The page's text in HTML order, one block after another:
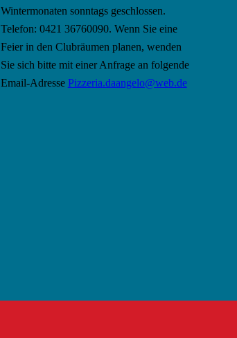
Wintermonaten sonntags geschlossen.
Telefon: 0421 36760090. Wenn Sie eine
Feier in den Clubräumen planen, wenden
Sie sich bitte mit einer Anfrage an folgende
Email-Adresse Pizzeria.daangelo@web.de